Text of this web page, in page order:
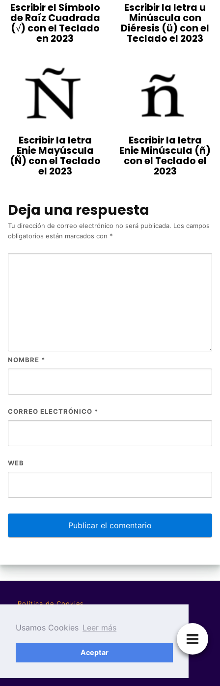
Escribir el Símbolo
de Raíz Cuadrada
(√) con el Teclado
en 2023
Escribir la letra u
Minúscula con
Diéresis (ü) con el
Teclado el 2023
Escribir la letra
Enie Mayúscula
(Ñ) con el Teclado
el 2023
Escribir la letra
Enie Minúscula (ñ)
con el Teclado el
2023
Deja una respuesta
Tu dirección de correo electrónico no será publicada. Los campos
obligatorios están marcados con *
NOMBRE *
CORREO ELECTRÓNICO *
WEB
Política de Cookies
Usamos Cookies Leer más
Aceptar